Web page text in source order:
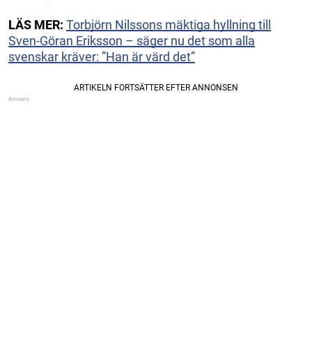
LÄS MER: Torbjörn Nilssons mäktiga hyllning till
Sven-Göran Eriksson – säger nu det som alla
svenskar kräver: ”Han är värd det”